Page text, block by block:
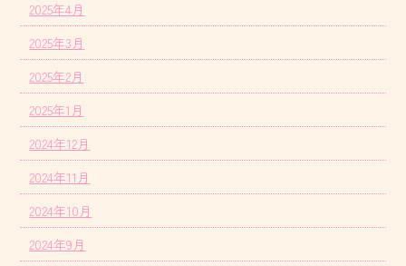
2025年4月
2025年3月
2025年2月
2025年1月
2024年12月
2024年11月
2024年10月
2024年9月